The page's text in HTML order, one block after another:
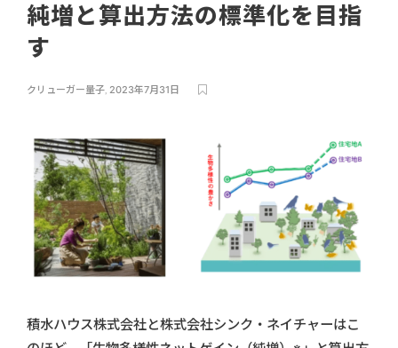
純増と算出方法の標準化を目指
す
クリューガー量子, 2023年7月31日
積水ハウス株式会社と株式会社シンク・ネイチャーはこ